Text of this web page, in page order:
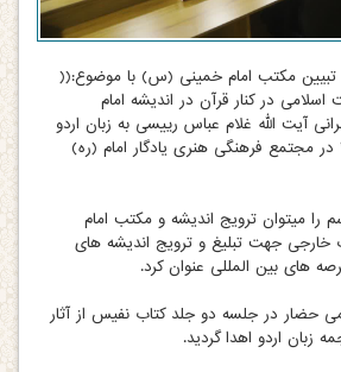
مکتب امام خمینی (س) با موضوع:((
در کنار قرآن در اندیشه امام
آیت الله غلام عباس رییسی به زبان اردو
مورخ ۱ مرداد ماه ۱۴۰۴ در مجتمع فرهنگی هنری یادگار امام (ره)
را میتوان ترویج اندیشه و مکتب امام
جهت تبلیغ و ترویج اندیشه های
های بین المللی عنوان کرد.
حضار در جلسه دو جلد کتاب نفیس از آثار
زبان اردو اهدا گردید.